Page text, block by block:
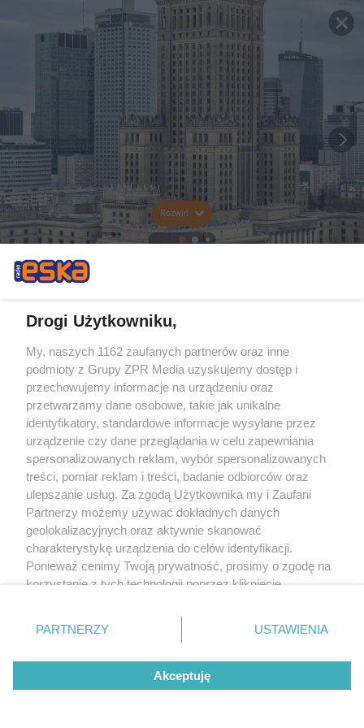
Rozwiń
Drogi Użytkowniku,
My, naszych 1162 zaufanych partnerów oraz inne
podmioty z Grupy ZPR Media uzyskujemy dostęp i
przechowujemy informacje na urządzeniu oraz
przetwarzamy dane osobowe, takie jak unikalne
identyfikatory, standardowe informacje wysyłane przez
urządzenie czy dane przeglądania w celu zapewniania
spersonalizowanych reklam, wybór spersonalizowanych
treści, pomiar reklam i treści, badanie odbiorców oraz
ulepszanie usług. Za zgodą Użytkownika my i Zaufani
Partnerzy możemy używać dokładnych danych
geolokalizacyjnych oraz aktywnie skanować
charakterystykę urządzenia do celów identyfikacji.
Ponieważ cenimy Twoją prywatność, prosimy o zgodę na
korzystanie z tych technologii poprzez kliknięcie
zmienić/wycofać klikając przycisk ustawień prywatności
znajdujący się w lewym dolnym rogu strony
rodzaje przetwarzania danych nie wymagają zgody
użytkownika, ale masz prawo sprzeciwić się takiemu
przetwarzaniu. Preferencje będą miały zastosowanie tylko
PARTNERZY USTAWIENIA
Akceptuję